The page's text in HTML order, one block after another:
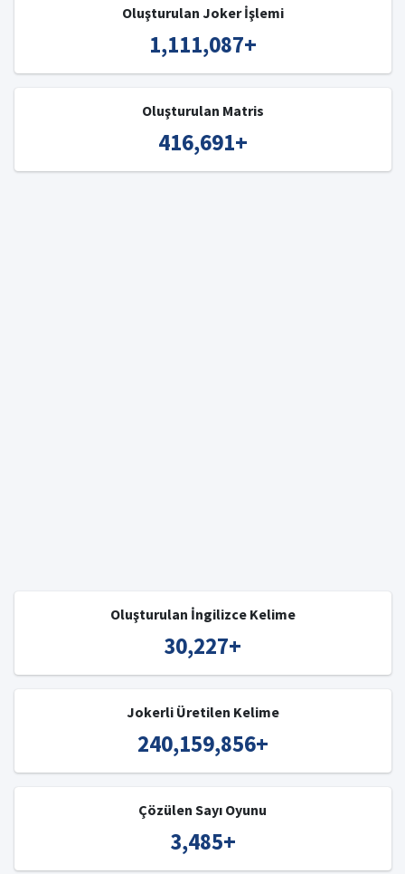
Oluşturulan Joker İşlemi
1,111,087+
Oluşturulan Matris
416,691+
Oluşturulan İngilizce Kelime
30,227+
Jokerli Üretilen Kelime
240,159,856+
Çözülen Sayı Oyunu
3,485+